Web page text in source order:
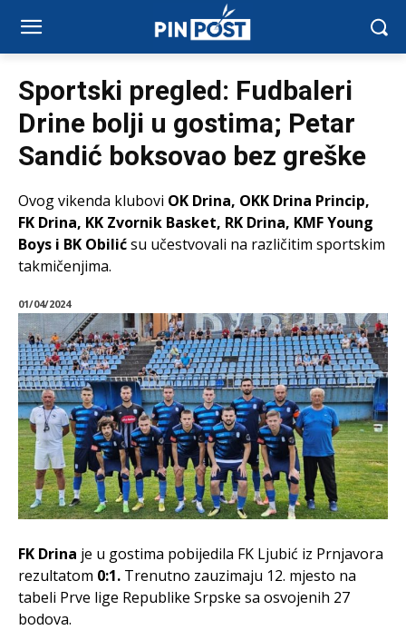
Sportski pregled: Fudbaleri
Drine bolji u gostima; Petar
Sandić boksovao bez greške
Ovog vikenda klubovi OK Drina, OKK Drina Princip,
FK Drina, KK Zvornik Basket, RK Drina, KMF Young
Boys i BK Obilićsu učestvovali na različitim sportskim
takmičenjima.
01/04/2024
FK Drina je u gostima pobijedila FK Ljubić iz Prnjavora
rezultatom 0:1. Trenutno zauzimaju 12. mjesto na
tabeli Prve lige Republike Srpske sa osvojenih 27
bodova.